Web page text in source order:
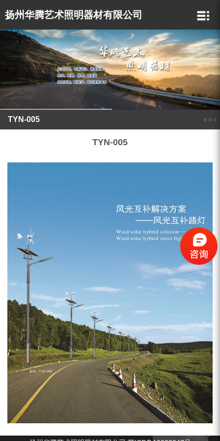
扬州华腾艺术照明器材有限公司
●●●
TYN-005
TYN-005